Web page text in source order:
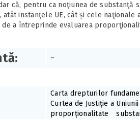
că, pentru ca noţiunea de substanţă
instanţele UE, cât și cele
a întreprinde evaluarea
–
Carta drepturilor
Curtea de Justiție a
proporționalitate